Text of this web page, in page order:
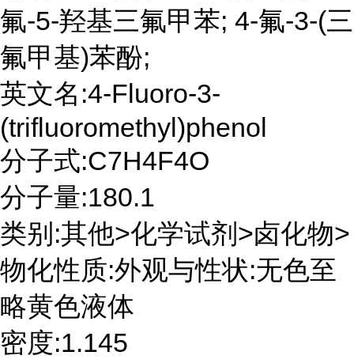
氟-5-羟基三氟甲苯; 4-氟-3-(三
氟甲基)苯酚;
英文名:4-Fluoro-3-
(trifluoromethyl)phenol
分子式:C7H4F4O
分子量:180.1
类别:其他>化学试剂>卤化物>
物化性质:外观与性状:无色至
略黄色液体
密度:1.145